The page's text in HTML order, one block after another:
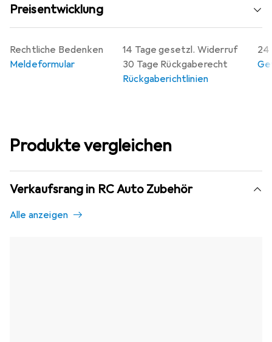
Preisentwicklung
14 Tage gesetzl. Widerruf
30 Tage Rückgaberecht
Rückgaberichtlinien
24
Rechtliche Bedenken
Meldeformular
Produkte vergleichen
Verkaufsrang in RC Auto Zubehör
Alle anzeigen